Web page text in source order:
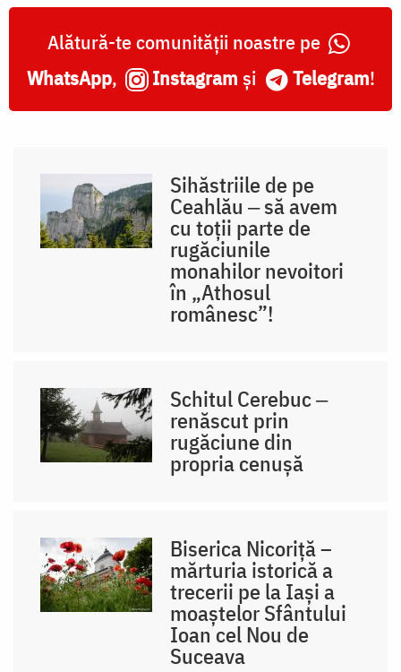
Alătură-te comunității noastre pe
WhatsApp, Instagram și Telegram!
Sihăstriile de pe
Ceahlău ‒ să avem
cu toții parte de
rugăciunile
monahilor nevoitori
în „Athosul
românesc”!
Schitul Cerebuc ‒
renăscut prin
rugăciune din
propria cenușă
Biserica Nicoriță –
mărturia istorică a
trecerii pe la Iași a
moaștelor Sfântului
Ioan cel Nou de
Suceava